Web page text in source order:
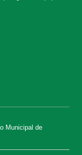
Municipal de